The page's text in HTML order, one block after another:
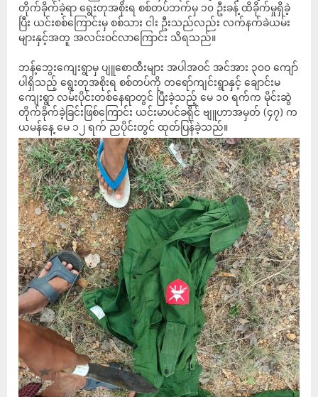
တိုက်ခိုက်ခဲ့ရာ ရွေးတုအစိုးရ စစ်တပ်ဘက်မှ ၁၀ ဦးခန့် ထိခိုက်မှုရှိခဲ့
ပြီး ယင်းစစ်ကြောင်းမှ စစ်သား ငါး ဦးသည်လည်း လက်နက်ခဲယမ်း
များနှင့်အတူ အလင်းဝင်လာကြောင်း သိရသည်။
ဘန့်ဘွေးကျေးရွာမှ ပျူစောထီးများ အပါအဝင် အင်အား ၃၀၀ ကျော်
ပါရှိသည့် ရွေးတုအစိုးရ စစ်တပ်ကို တရော်ကျင်းရွာနှင့် ချောင်းမ
ကျေးရွာ လမ်းပိုင်းတစ်နေရာတွင် ပြီးခဲ့သည့် မေ ၁၀ ရက်က မိုင်းဆွဲ
တိုက်ခိုက်ခဲ့ခြင်းဖြစ်ကြောင်း ယင်းမာပင်ခရိုင် ဗျူဟာအမှတ် (၄၇) က
ယမန်နေ့ မေ ၁၂ ရက် ညပိုင်းတွင် ထုတ်ပြန်ခဲ့သည်။